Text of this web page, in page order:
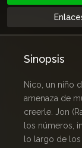
Sinopsis
Nico, un niño
amenaza de
creerle. Jon
los números,
lo largo de